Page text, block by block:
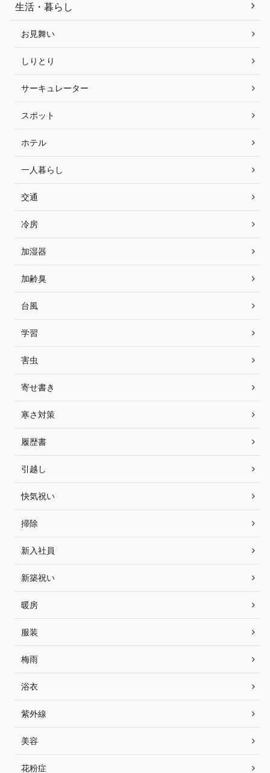
生活・暮らし
お見舞い
しりとり
サーキュレーター
スポット
ホテル
一人暮らし
交通
冷房
加湿器
加齢臭
台風
学習
害虫
寄せ書き
寒さ対策
履歴書
引越し
快気祝い
掃除
新入社員
新築祝い
暖房
服装
梅雨
浴衣
紫外線
美容
花粉症